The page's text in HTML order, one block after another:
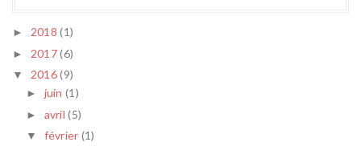
► 2018 (1)
► 2017(6)
▼ 2016(9)
► juin (1)
► avril (5)
▼ février (1)